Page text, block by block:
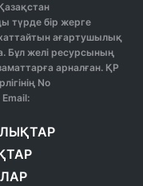
түрде бір жерге
ағартушылық
Бұл желі ресурсының
арналған. ҚР
No